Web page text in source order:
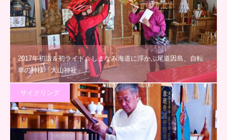
2017年初詣＆初ライド☆しまなみ海道に浮かぶ尾道因島、自転
車の神様「大山神社」…
サイクリング